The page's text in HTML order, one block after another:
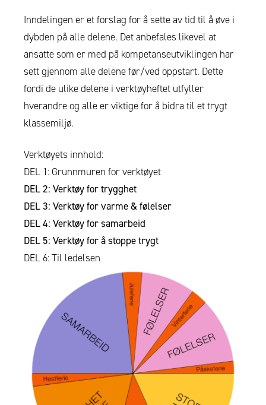
Inndelingen er et forslag for å sette av tid til å øve i
dybden på alle delene. Det anbefales likevel at
ansatte som er med på kompetanseutviklingen har
sett gjennom alle delene før/ved oppstart. Dette
fordi de ulike delene i verktøyheftet utfyller
hverandre og alle er viktige for å bidra til et trygt
klassemiljø.
Verktøyets innhold:
DEL 1: Grunnmuren for verktøyet
DEL 2: Verktøy for trygghet
DEL 3: Verktøy for varme & følelser
DEL 4: Verktøy for samarbeid
DEL 5: Verktøy for å stoppe trygt
DEL 6: Til ledelsen